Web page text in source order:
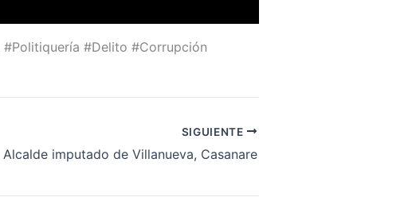
#Politiquería #Delito #Corrupción
SIGUIENTE
Alcalde imputado de Villanueva, Casanare